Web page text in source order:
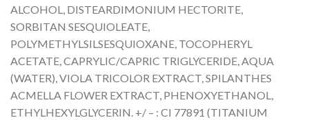
ALCOHOL, DISTEARDIMONIUM HECTORITE,
SORBITAN SESQUIOLEATE,
POLYMETHYLSILSESQUIOXANE, TOCOPHERYL
ACETATE, CAPRYLIC/CAPRIC TRIGLYCERIDE, AQUA
(WATER), VIOLA TRICOLOR EXTRACT, SPILANTHES
ACMELLA FLOWER EXTRACT, PHENOXYETHANOL,
ETHYLHEXYLGLYCERIN. +/ – : CI 77891 (TITANIUM